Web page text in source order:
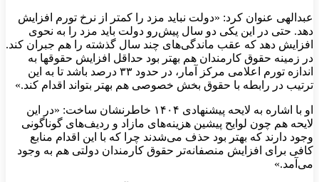
عبدالهی عنوان کرد: «دولت نباید مزد را کمتر از نرخ تورم افزایش
دهد. حتی در این یکی دو سال پیش‌رو دولت باید مزد را به نحوی
افزایش دهد که عقب ماندگی‌های چند سال گذشته را هم جبران کند.
در زمینه حقوق کارمندان هم بهتر بود حداقل افزایش حقوقها به
اندازه تورم اعلامی مرکز آمار، در حدود ۳۳ درصد باشد تا به این
ترتیب در رابطه با حقوق بخش خصوصی هم بهتر بتواند اقدام کند.»
او با اشاره به لایحه پیشنهادی ۱۴۰۴ خاطرنشان ساخت: «در این
لایحه هم چون لوایح پیشین هزینه‌های مازاد و ردیف‌های گوناگونی
وجود دارند که بهتر بود حذف می‌شدند چرا که با این اقدام منابع
کافی برای افزایش منصفانه‌تر حقوق کارمندان دولتی هم به وجود
می‌آمد.»